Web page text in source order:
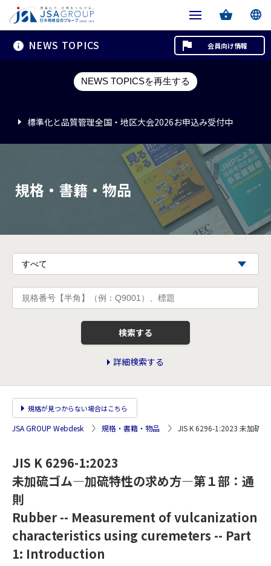
NEWS TOPICS
NEWS TOPICSを再生する
標準化と品質管理全国・地区大会2026お申込み受付中
標準化と品質管理全国・地区大会2026お申込み受付中
標準化と品質管理全国・地区大会2026お申込み受付中
会員向け情報
規格・書籍・物品
検索する
詳細検索する
JSA GROUP Webdesk 規格・書籍・物品 JIS K 6296-1:2023 未加硫
規格が見つからない場合はこちら
JIS K 6296-1:2023
未加硫ゴム―加硫特性の求め方―第１部：通
則
Rubber -- Measurement of vulcanization
characteristics using curemeters -- Part
1: Introduction